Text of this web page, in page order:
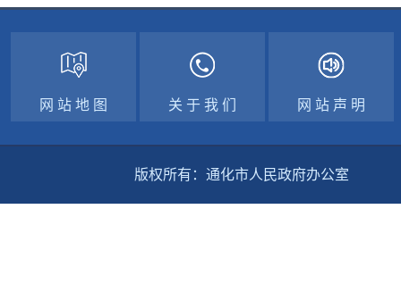
网 站 地 图 关 于 我 们 网 站 声 明
版权所有：通化市人民政府办公室